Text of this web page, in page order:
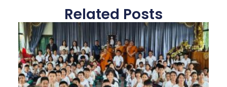
Related Posts